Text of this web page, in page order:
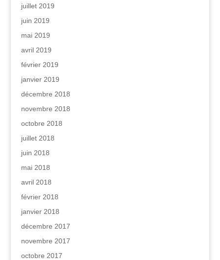
juillet 2019
juin 2019
mai 2019
avril 2019
février 2019
janvier 2019
décembre 2018
novembre 2018
octobre 2018
juillet 2018
juin 2018
mai 2018
avril 2018
février 2018
janvier 2018
décembre 2017
novembre 2017
octobre 2017